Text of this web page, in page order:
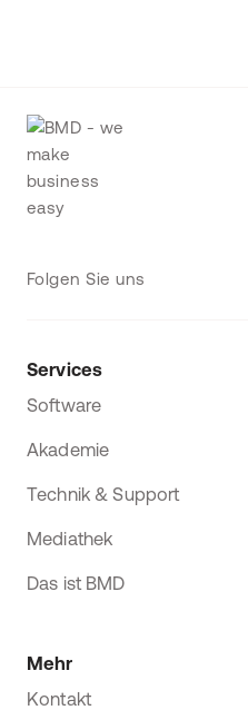
Folgen Sie uns
Services
Software
Akademie
Technik & Support
Mediathek
Das ist BMD
Mehr
Kontakt